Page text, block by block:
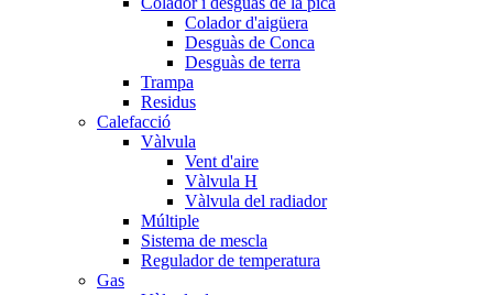
Colador d'aigüera
Desguàs de Conca
Desguàs de terra
Trampa
Residus
Calefacció
Vàlvula
Vent d'aire
Vàlvula H
Vàlvula del radiador
Múltiple
Sistema de mescla
Regulador de temperatura
Gas